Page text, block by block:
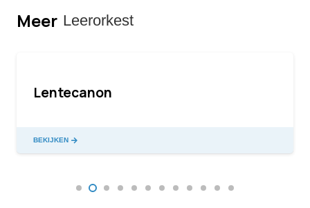
Meer Leerorkest
Lentecanon
BEKIJKEN